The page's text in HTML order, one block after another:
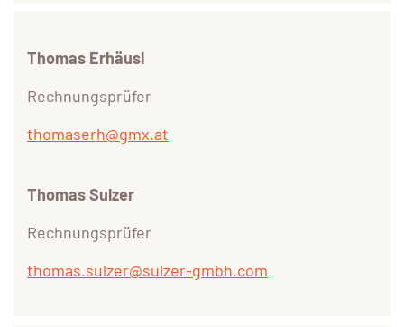
Thomas Erhäusl
Rechnungsprüfer
thomaserh@gmx.at
Thomas Sulzer
Rechnungsprüfer
thomas.sulzer@sulzer-gmbh.com